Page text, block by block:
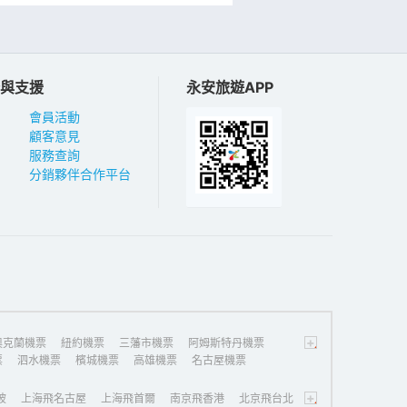
支援
會員活動
顧客意見
服務查詢
分銷夥伴合作平台
永安旅遊APP
+
克蘭機票 紐約機票 三藩市機票
阿姆斯特丹機票
泗水機票 檳城機票 高雄機票 名古屋機票
+
上海飛名古屋 上海飛首爾 南京飛香港 北京飛台北